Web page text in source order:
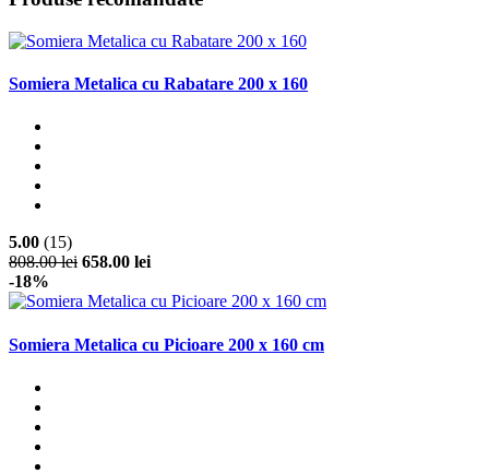
Somiera Metalica cu Rabatare 200 x 160
5.00 (15)
808.00 lei 658.00 lei
-18%
Somiera Metalica cu Picioare 200 x 160 cm